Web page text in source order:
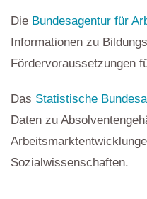
Die Bundesagentur für
Informationen zu
Fördervoraussetzungen
Das Statistische
Daten zu
Sozialwissenschaften.